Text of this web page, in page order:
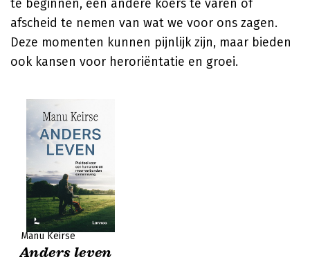
te beginnen, een andere koers te varen of
afscheid te nemen van wat we voor ons zagen.
Deze momenten kunnen pijnlijk zijn, maar bieden
ook kansen voor heroriëntatie en groei.
Manu Keirse
Anders leven